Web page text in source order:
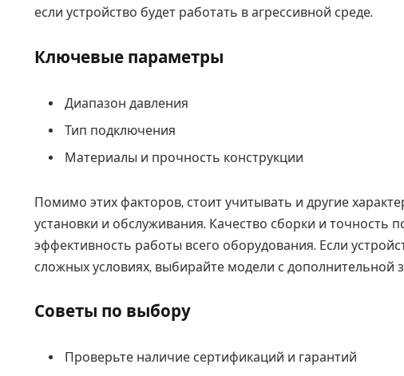
если устройство будет работать в агрессивной среде.
Ключевые параметры
Диапазон давления
Тип подключения
Материалы и прочность конструкции
Помимо этих факторов, стоит учитывать и другие
установки и обслуживания. Качество сборки и точность
эффективность работы всего оборудования. Если
сложных условиях, выбирайте модели с дополнительной
Советы по выбору
Проверьте наличие сертификаций и гарантий